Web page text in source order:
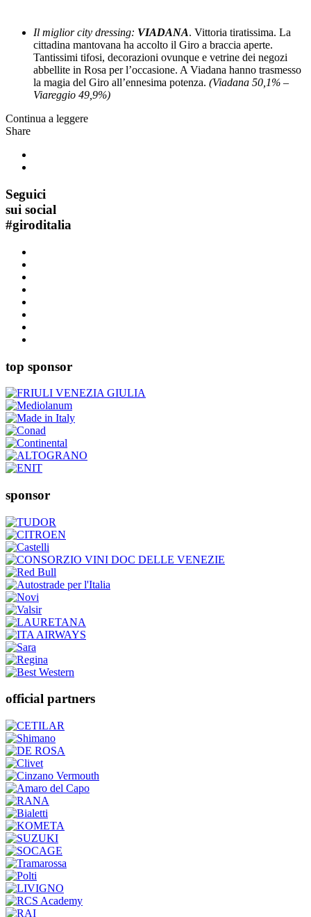
Il miglior city dressing: VIADANA. Vittoria tiratissima. La
cittadina mantovana ha accolto il Giro a braccia aperte.
Tantissimi tifosi, decorazioni ovunque e vetrine dei negozi
abbellite in Rosa per l’occasione. A Viadana hanno trasmesso
la magia del Giro all’ennesima potenza. (Viadana 50,1% –
Viareggio 49,9%)
Continua a leggere
Share
Seguici
sui social
#giroditalia
top sponsor
sponsor
official partners